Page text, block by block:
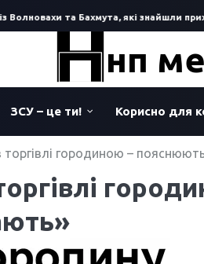
та Бахмута, які знайшли
нп
ЗСУ – це ти! Корисно для
торгівлі городиною –